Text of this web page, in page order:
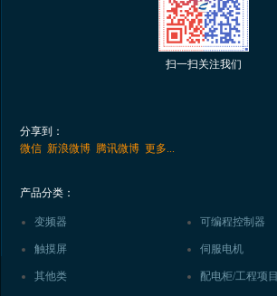
扫一扫关注我们
分享到：
微信 新浪微博 腾讯微博 更多...
产品分类：
变频器 可编程控制器
触摸屏 伺服电机
其他类 配电柜/工程项目